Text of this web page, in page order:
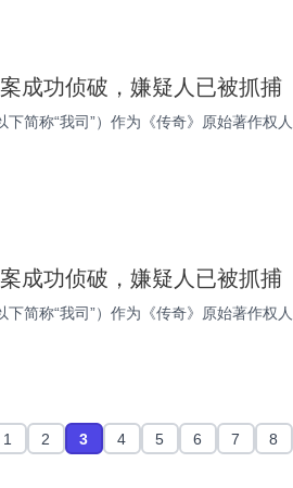
成功侦破，嫌疑人已被抓捕
下简称“我司”）作为《传奇》原始著作
成功侦破，嫌疑人已被抓捕
简称“我司”）作为《传奇》原始著作权
1 2 3 4 5 6 7 8